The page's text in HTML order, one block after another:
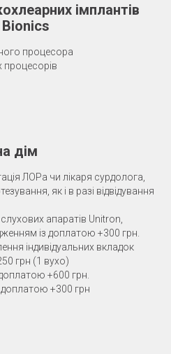
імплантів
процесора
дім
ЛОРа чи лікаря сурдолога,
як і в разі відвідування
апаратів Unitron,
із доплатою +300 грн.
індивідуальних вкладок
грн (1 вухо)
+600 грн.
доплатою +300 грн